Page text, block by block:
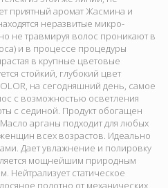
приятный аромат Жасмина и
неразвитые микро-
не травмируя волос проникают в
и в процессе процедуры
в крупные цветовые
стойкий, глубокий цвет
на сегодняшний день, самое
с возможностью осветления
с сединой. Продукт обогащен
арганы подходит для любых
всех возрастов. Идеально
Дает увлажнение и полировку
мощнейшим природным
Нейтрализует статическое
полотно от механических,